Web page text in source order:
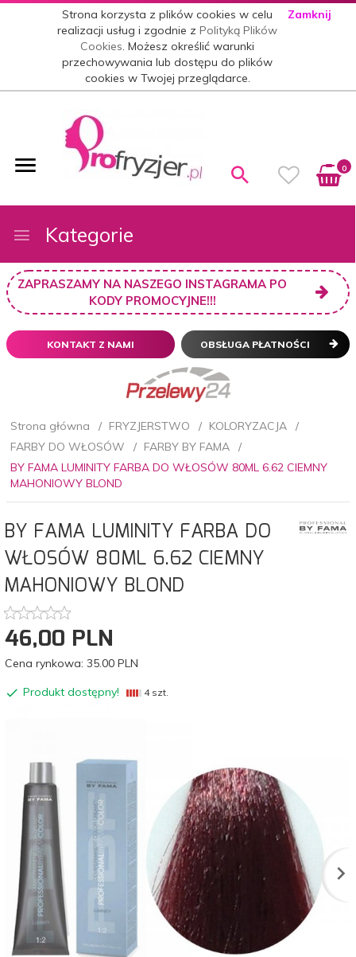
Strona korzysta z plików cookies w celu
realizacji usług i zgodnie zPolityką Plików
Cookies. Możesz określić warunki
przechowywania lub dostępu do plików
cookies w Twojej przeglądarce.
Zamknij
0
Kategorie
ZAPRASZAMY NA NASZEGO INSTAGRAMA PO
KODY PROMOCYJNE!!!
KONTAKT Z NAMI OBSŁUGA PŁATNOŚCI
Strona główna FRYZJERSTWO
KOLORYZACJA
FARBY DO WŁOSÓW
FARBY BY FAMA
BY FAMA LUMINITY FARBA DO WŁOSÓW 80ML 6.62 CIEMNY
MAHONIOWY BLOND
BY FAMA LUMINITY FARBA DO
WŁOSÓW 80ML 6.62 CIEMNY
MAHONIOWY BLOND
46,00 PLN
Cena rynkowa: 35.00 PLN
Produkt dostępny! 4 szt.